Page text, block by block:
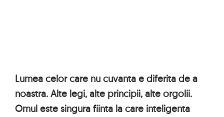
Lumea celor care nu cuvanta e diferita de a
noastra. Alte legi, alte principii, alte orgolii.
Omul este singura fiinta la care inteligenta